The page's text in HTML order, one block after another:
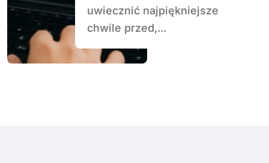
uwiecznić najpiękniejsze
chwile przed,...